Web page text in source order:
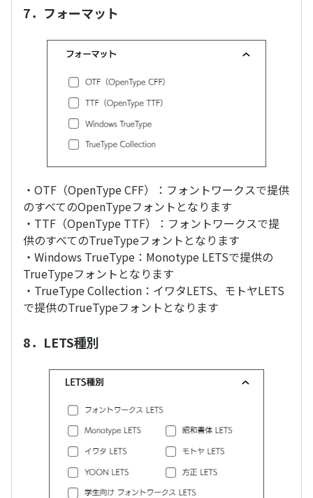
7．フォーマット
・OTF（OpenType CFF）：フォントワークスで提供
のすべてのOpenTypeフォントとなります
・TTF（OpenType TTF）：フォントワークスで提
供のすべてのTrueTypeフォントとなります
・Windows TrueType：Monotype LETSで提供の
TrueTypeフォントとなります
・TrueType Collection：イワタLETS、モトヤLETS
で提供のTrueTypeフォントとなります
8．LETS種別